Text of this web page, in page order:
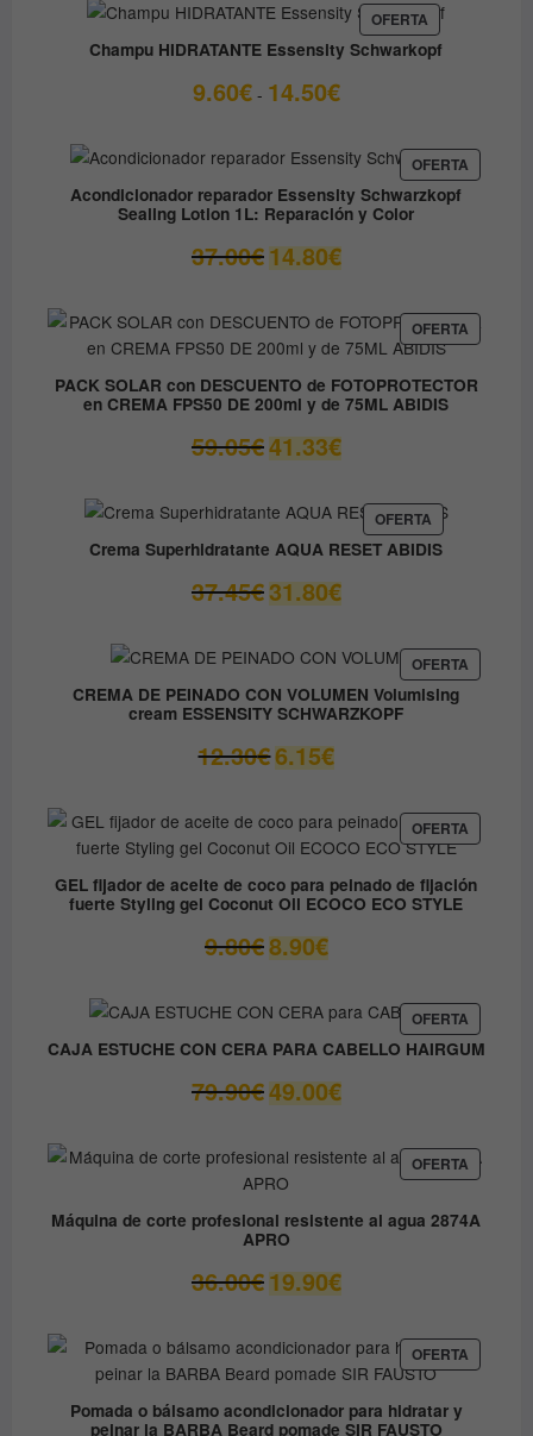
OFERTA PRODUCTO
EN
OFERTA
Champu HIDRATANTE Essensity Schwarkopf
9.60€ - 14.50€Rango
desde
9.60€
hasta
14.50€
OFERTA
EN
Acondicionador reparador Essensity Schwarzkopf
Sealing Lotion 1L: Reparación y Color
37.00€ El
precio
era:
37.00€.
14.80€El
precio
es:
14.80€.
OFERTA
EN
PACK SOLAR con DESCUENTO de FOTOPROTECTOR
en CREMA FPS50 DE 200ml y de 75ML ABIDIS
59.05€ El
precio
era:
59.05€.
41.33€El
precio
es:
41.33€.
OFERTAPRODUCTO
EN
OFERTA
Crema Superhidratante AQUA RESET ABIDIS
37.45€ El
precio
era:
37.45€.
31.80€El
precio
es:
31.80€.
OFERTA
EN
CREMA DE PEINADO CON VOLUMEN Volumising
cream ESSENSITY SCHWARZKOPF
12.30€El
precio
era:
12.30€.
6.15€El
precio
es:
6.15€.
OFERTA
EN
GEL fijador de aceite de coco para peinado de fijación
fuerte Styling gel Coconut Oil ECOCO ECO STYLE
9.80€ El
precio
era:
9.80€.
8.90€El
precio
es:
8.90€.
OFERTA
EN
OFERTA
CAJA ESTUCHE CON CERA PARA CABELLO HAIRGUM
79.90€ El
precio
era:
79.90€.
49.00€El
precio
es:
OFERTA
EN
Máquina de corte profesional resistente al agua 2874A
APRO
36.00€ El
precio
era:
36.00€.
19.90€El
precio
es:
19.90€.
OFERTA
EN
Pomada o bálsamo acondicionador para hidratar y
peinar la BARBA Beard pomade SIR FAUSTO